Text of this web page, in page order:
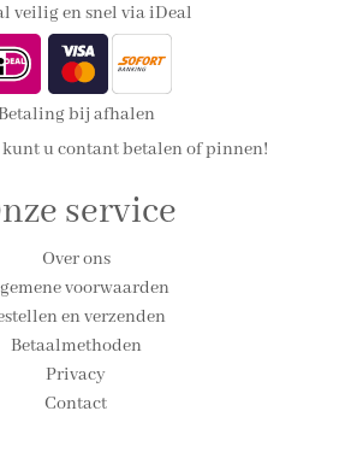
veilig en snel via iDeal
bij afhalen
u contant betalen of pinnen!
service
Over ons
voorwaarden
en verzenden
Betaalmethoden
Privacy
Contact